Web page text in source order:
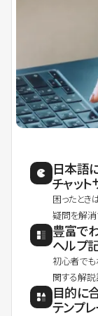
日本語
チャット
困ったとき
疑問を解消
豊富で
ヘルプ
初心者でも
関する解説
目的に
テンプレ